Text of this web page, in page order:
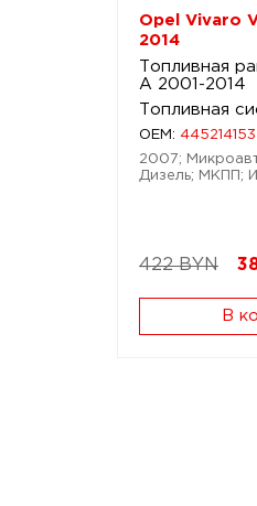
Opel Vivaro
2014
Топливная
A 2001-2014
Топливная
OEM: 445214153
2007;
Дизель; МКПП;
422 BYN
В